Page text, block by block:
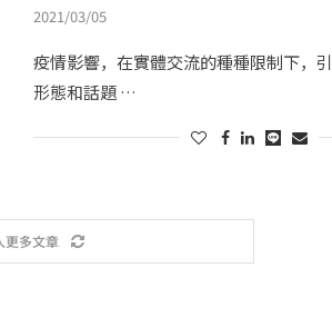
2021/03/05
疫情影響，在實體交流的種種限制下，
形態和話題 …
更多文章